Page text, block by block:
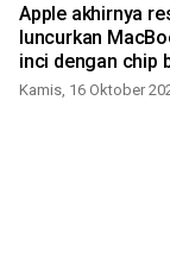
Apple akhirnya
luncurkan
inci dengan chip
Kamis, 16 Oktober